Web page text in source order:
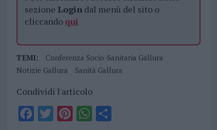
sezione Logindal menù del sito o
cliccando qui
TEMI:
Conferenza Socio-Sanitaria Gallura
Notizie Gallura
Sanità Gallura
Condividi l'articolo
F T PiWS